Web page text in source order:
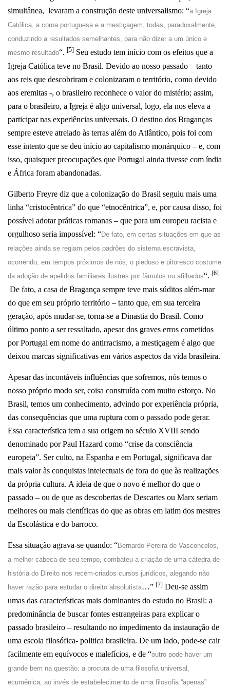
simultânea, levaram a construção deste universalismo: “a Igreja
Católica, a coroa portuguesa e a mestiçagem, todas, paradoxalmente,
conduzindo a resultados semelhantes, para não dizer a um único e
mesmo resultado“. [5] Seu estudo tem início com os efeitos que a
Igreja Católica teve no Brasil. Devido ao nosso passado – tanto
aos reis que descobriram e colonizaram o território, como devido
aos eremitas -, o brasileiro reconhece o valor do mistério; assim,
para o brasileiro, a Igreja é algo universal, logo, ela nos eleva a
participar nas experiências universais. O destino dos Braganças
sempre esteve atrelado às terras além do Atlântico, pois foi com
esse intento que se deu início ao capitalismo monárquico – e, com
isso, quaisquer preocupações que Portugal ainda tivesse com índia
e África foram abandonadas.
Gilberto Freyre diz que a colonização do Brasil seguiu mais uma
linha “cristocêntrica” do que “etnocêntrica”, e, por causa disso, foi
possível adotar práticas romanas – que para um europeu racista e
orgulhoso seria impossível: “De fato, em certas situações em que as
relações ainda se regiam pelos padrões do sistema escravista,
ocorrendo, em tempos próximos de nós, o piedoso e pitoresco costume
da adoção de apelidos familiares ilustres por fâmulos ou afilhados“. [6]
De fato, a casa de Bragança sempre teve mais súditos além-mar
do que em seu próprio território – tanto que, em sua terceira
geração, após mudar-se, torna-se a Dinastia do Brasil. Como
último ponto a ser ressaltado, apesar dos graves erros cometidos
por Portugal em nome do antirracismo, a mestiçagem é algo que
deixou marcas significativas em vários aspectos da vida brasileira.
Apesar das incontáveis influências que sofremos, nós temos o
nosso próprio modo ser, coisa construída com muito esforço. No
Brasil, temos um conhecimento, advindo por experiência própria,
das consequências que uma ruptura com o passado pode gerar.
Essa característica tem a sua origem no século XVIII sendo
denominado por Paul Hazard como “crise da consciência
europeia”. Ser culto, na Espanha e em Portugal, significava dar
mais valor às conquistas intelectuais de fora do que às realizações
da própria cultura. A ideia de que o novo é melhor do que o
passado – ou de que as descobertas de Descartes ou Marx seriam
melhores ou mais científicas do que as obras em latim dos mestres
da Escolástica e do barroco.
Essa situação agrava-se quando: “Bernardo Pereira de Vasconcelos,
a melhor cabeça de seu tempo, combateu a criação de uma cátedra de
história do Direito nos recém-criados cursos jurídicos, alegando não
haver razão para estudar o direito absolutista…” [7] Deu-se assim
umas das características mais dominantes do estudo no Brasil: a
predominância de buscar fontes estrangeiras para explicar o
passado brasileiro – resultando no impedimento da instauração de
uma escola filosófica- politica brasileira. De um lado, pode-se cair
facilmente em equívocos e malefícios, e de “outro pode haver um
grande bem na questão: a procura de uma filosofia universal,
ecumênica, ao invés de estabelecimento de uma filosofia “apenas”